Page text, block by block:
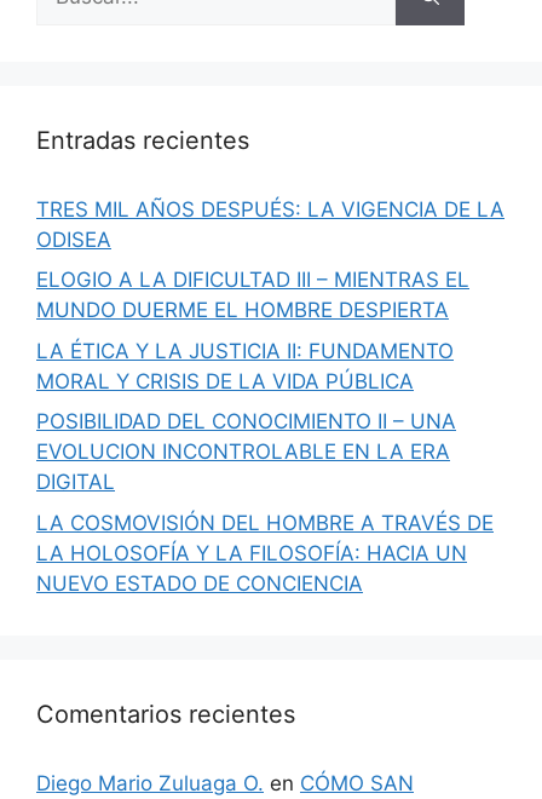
Entradas recientes
TRES MIL AÑOS DESPUÉS: LA VIGENCIA DE LA
ODISEA
ELOGIO A LA DIFICULTAD III – MIENTRAS EL
MUNDO DUERME EL HOMBRE DESPIERTA
LA ÉTICA Y LA JUSTICIA II: FUNDAMENTO
MORAL Y CRISIS DE LA VIDA PÚBLICA
POSIBILIDAD DEL CONOCIMIENTO II – UNA
EVOLUCION INCONTROLABLE EN LA ERA
DIGITAL
LA COSMOVISIÓN DEL HOMBRE A TRAVÉS DE
LA HOLOSOFÍA Y LA FILOSOFÍA: HACIA UN
NUEVO ESTADO DE CONCIENCIA
Comentarios recientes
Diego Mario Zuluaga O. en CÓMO SAN